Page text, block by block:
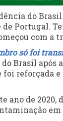
do
Portugal.
com a
só foi
Brasil após
foi reforçada
ano de